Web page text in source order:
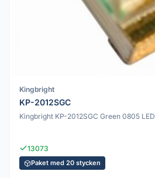
Kingbright
KP-2012SGC
Kingbright KP-2012SGC Green 0805 LED
13073
Paket med 20 stycken